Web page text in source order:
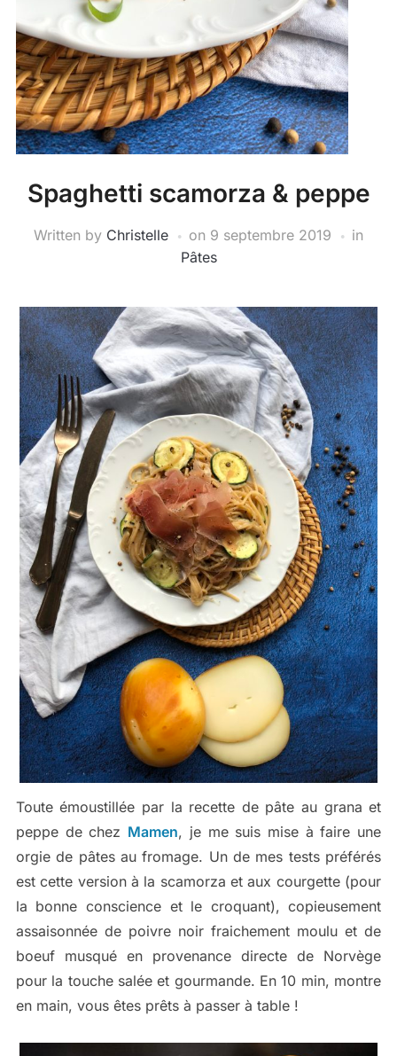
Spaghetti scamorza & peppe
Written by Christelle on 9 septembre 2019
in
Pâtes
Toute émoustillée par la recette de pâte au grana et
peppe de chez Mamen, je me suis mise à faire une
orgie de pâtes au fromage. Un de mes tests préférés
est cette version à la scamorza et aux courgette (pour
la bonne conscience et le croquant), copieusement
assaisonnée de poivre noir fraichement moulu et de
boeuf musqué en provenance directe de Norvège
pour la touche salée et gourmande. En 10 min, montre
en main, vous êtes prêts à passer à table !